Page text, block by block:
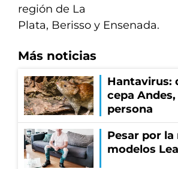
región de La
Plata, Berisso y Ensenada.
Más noticias
Hantavirus:
cepa
persona
Pesar por
modelos